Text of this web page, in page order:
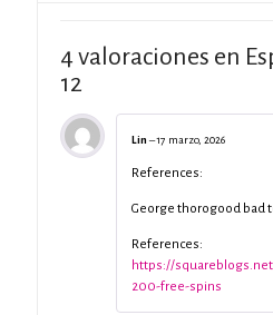
4 valoraciones en
12
Lin –17 marzo, 2026
References:
George thorogood bad
References:
https://
200-free-spins